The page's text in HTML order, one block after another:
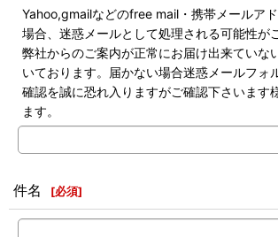
Yahoo,gmailなどのfree mail・携帯メールア
場合、迷惑メールとして処理される可能性が
弊社からのご案内が正常にお届け出来ていな
いております。届かない場合迷惑メールフォ
確認を誠に恐れ入りますがご確認下さいます
ます。
件名 [必須]